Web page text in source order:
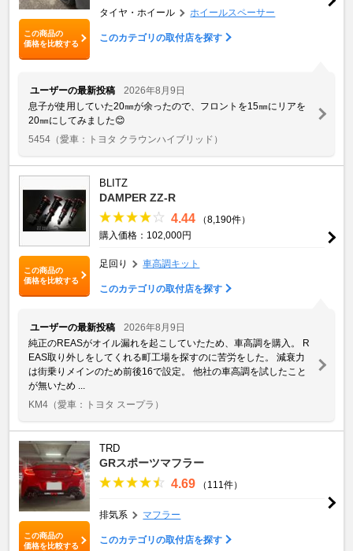
この商品の
価格を比較する
タイヤ・ホイール ホイールスペーサー
このカテゴリの取付店を探す
ユーザーの最新投稿
2026年8月9日
息子が使用していた20㎜が余ったので、フロントを15㎜にリアを
20㎜にしてみました😊
5454 （愛車：トヨタ クラウンハイブリッド）
この商品の
価格を比較する
BLITZ
DAMPER ZZ-R
4.44
（8,190件）
購入価格：102,000円
足回り 車高調キット
このカテゴリの取付店を探す
ユーザーの最新投稿
2026年8月9日
純正のREASがオイル漏れを起こしていたため、車高調を購入。 R
EAS取り外しをしてくれる町工場を探すのに苦労をした。 減衰力
は街乗りメインのため前後16で設定。 他社の車高調を試したこと
が無いため ...
KM4 （愛車：トヨタ スープラ）
この商品の
価格を比較する
TRD
GRスポーツマフラー
4.69 （111件）
排気系 マフラー
このカテゴリの取付店を探す